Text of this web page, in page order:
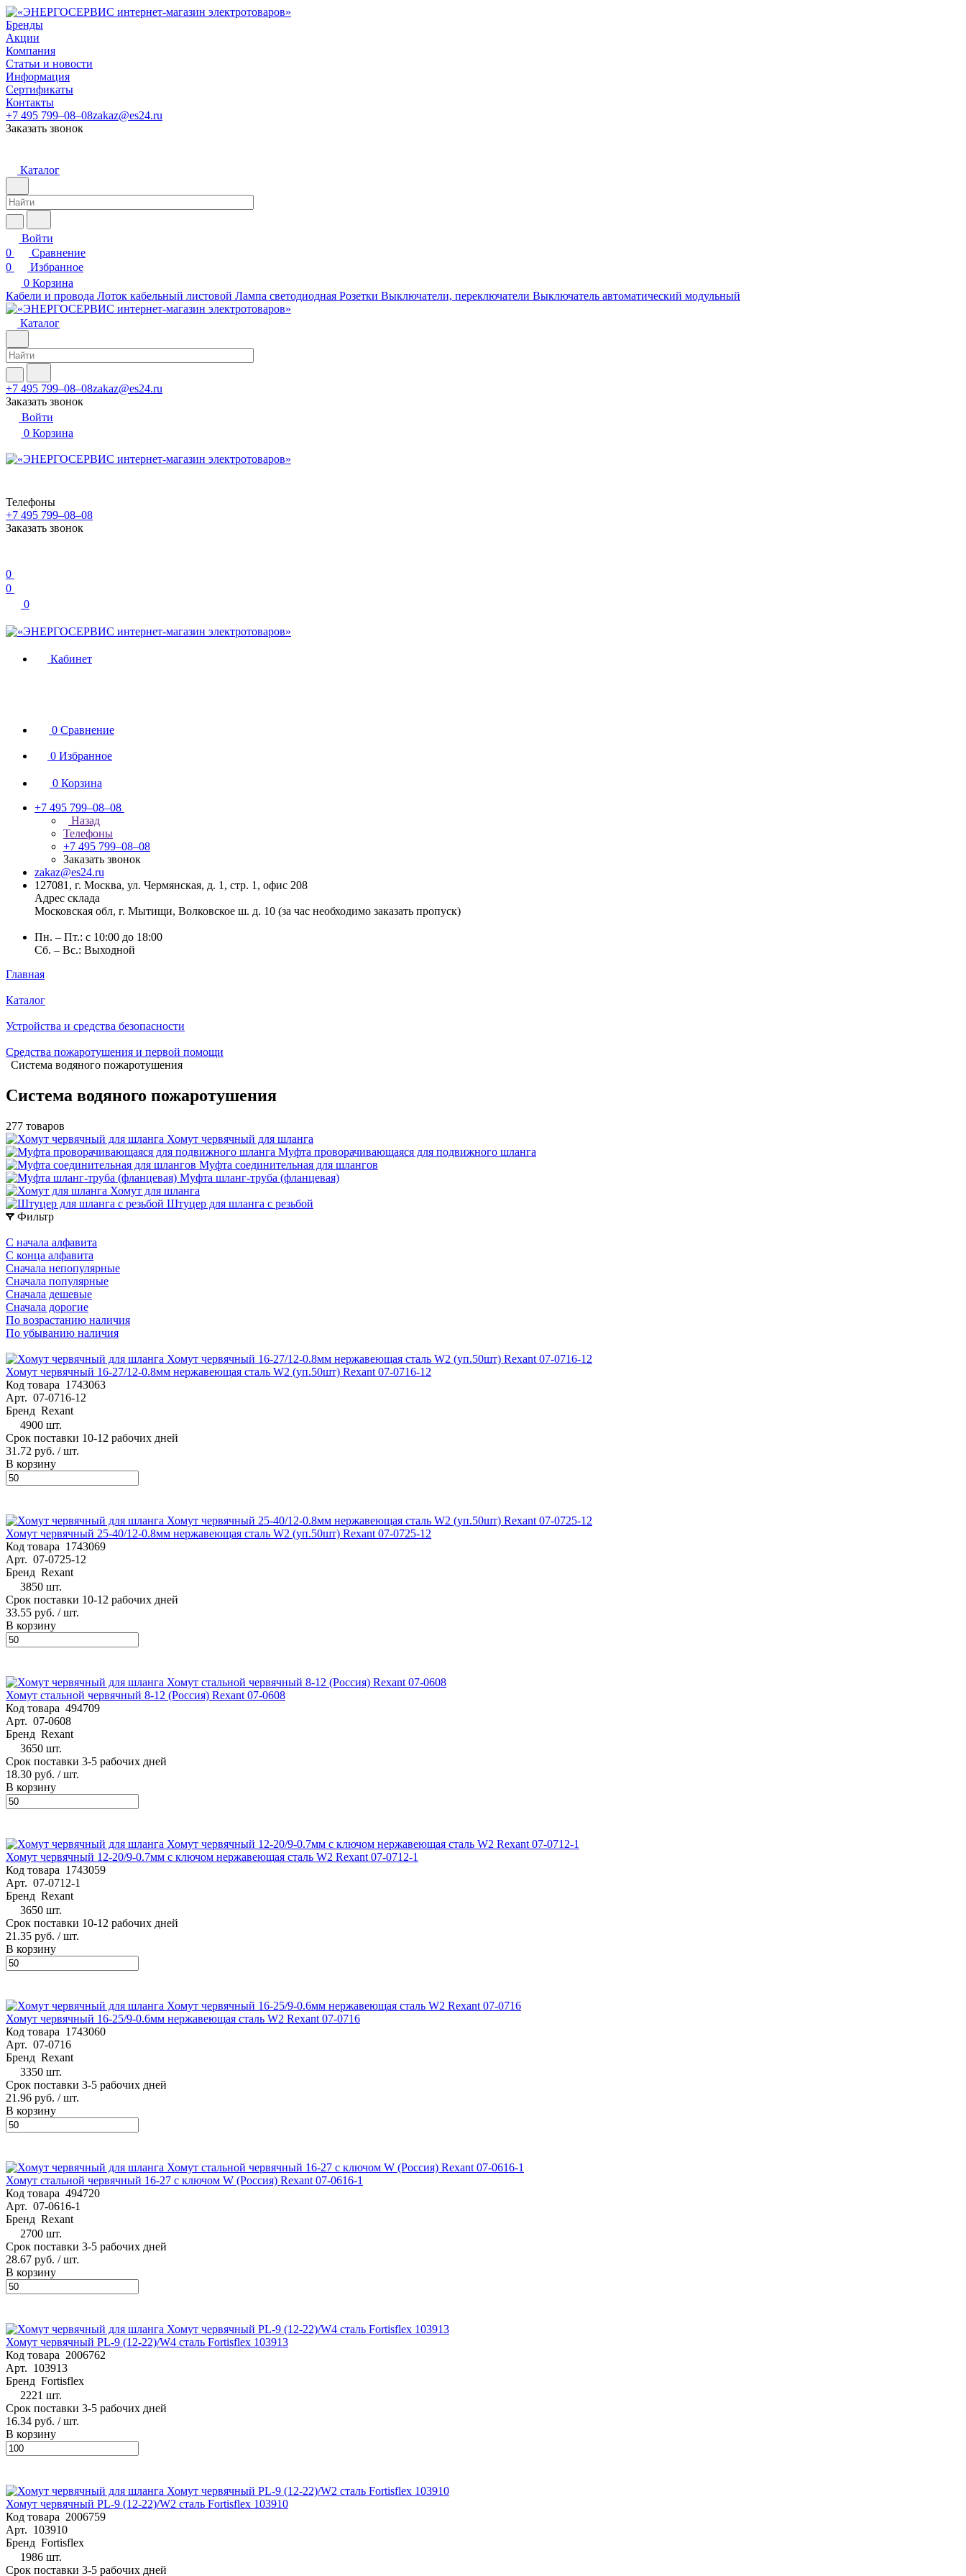
Бренды
Акции
Компания
Статьи и новости
Информация
Сертификаты
Контакты
+7 495 799–08–08zakaz@es24.ru
Заказать звонок
Каталог
Войти
0
Сравнение
0
Избранное
0 Корзина
Кабели и провода Лоток кабельный листовой Лампа светодиодная Розетки Выключатели, переключатели Выключатель автоматический модульный
Каталог
+7 495 799–08–08zakaz@es24.ru
Заказать звонок
Войти
0 Корзина
Телефоны
+7 495 799–08–08
Заказать звонок
0
0
0
Кабинет
0 Сравнение
0 Избранное
0 Корзина
+7 495 799–08–08
Назад
Телефоны
+7 495 799–08–08
Заказать звонок
zakaz@es24.ru
127081, г. Москва, ул. Чермянская, д. 1, стр. 1, офис 208
Адрес склада
Московская обл, г. Мытищи, Волковское ш. д. 10 (за час необходимо заказать пропуск)
Пн. – Пт.: с 10:00 до 18:00
Сб. – Вс.: Выходной
Главная
Каталог
Устройства и средства безопасности
Средства пожаротушения и первой помощи
Система водяного пожаротушения
Система водяного пожаротушения
277 товаров
Хомут червячный для шланга
Муфта проворачивающаяся для подвижного шланга
Муфта соединительная для шлангов
Муфта шланг-труба (фланцевая)
Хомут для шланга
Штуцер для шланга с резьбой
Фильтр
С начала алфавита
С конца алфавита
Сначала непопулярные
Сначала популярные
Сначала дешевые
Сначала дорогие
По возрастанию наличия
По убыванию наличия
Хомут червячный 16-27/12-0.8мм нержавеющая сталь W2 (уп.50шт) Rexant 07-0716-12
Код товара 1743063
Арт. 07-0716-12
Бренд Rexant
4900 шт.
Срок поставки 10-12 рабочих дней
31.72 руб. / шт.
В корзину
Хомут червячный 25-40/12-0.8мм нержавеющая сталь W2 (уп.50шт) Rexant 07-0725-12
Код товара 1743069
Арт. 07-0725-12
Бренд Rexant
3850 шт.
Срок поставки 10-12 рабочих дней
33.55 руб. / шт.
В корзину
Хомут стальной червячный 8-12 (Россия) Rexant 07-0608
Код товара 494709
Арт. 07-0608
Бренд Rexant
3650 шт.
Срок поставки 3-5 рабочих дней
18.30 руб. / шт.
В корзину
Хомут червячный 12-20/9-0.7мм с ключом нержавеющая сталь W2 Rexant 07-0712-1
Код товара 1743059
Арт. 07-0712-1
Бренд Rexant
3650 шт.
Срок поставки 10-12 рабочих дней
21.35 руб. / шт.
В корзину
Хомут червячный 16-25/9-0.6мм нержавеющая сталь W2 Rexant 07-0716
Код товара 1743060
Арт. 07-0716
Бренд Rexant
3350 шт.
Срок поставки 3-5 рабочих дней
21.96 руб. / шт.
В корзину
Хомут стальной червячный 16-27 с ключом W (Россия) Rexant 07-0616-1
Код товара 494720
Арт. 07-0616-1
Бренд Rexant
2700 шт.
Срок поставки 3-5 рабочих дней
28.67 руб. / шт.
В корзину
Хомут червячный PL-9 (12-22)/W4 сталь Fortisflex 103913
Код товара 2006762
Арт. 103913
Бренд Fortisflex
2221 шт.
Срок поставки 3-5 рабочих дней
16.34 руб. / шт.
В корзину
Хомут червячный PL-9 (12-22)/W2 сталь Fortisflex 103910
Код товара 2006759
Арт. 103910
Бренд Fortisflex
1986 шт.
Срок поставки 3-5 рабочих дней